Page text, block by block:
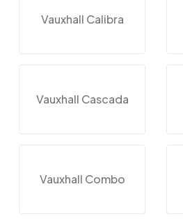
Vauxhall Calibra
Vauxhall Cascada
Vauxhall Combo